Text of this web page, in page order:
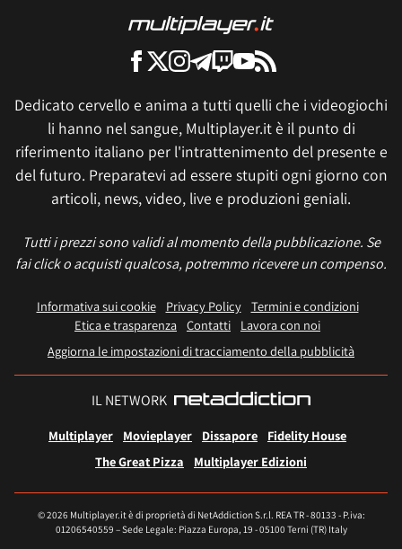
Dedicato cervello e anima a tutti quelli che i videogiochi
li hanno nel sangue, Multiplayer.it è il punto di
riferimento italiano per l'intrattenimento del presente e
del futuro. Preparatevi ad essere stupiti ogni giorno con
articoli, news, video, live e produzioni geniali.
Tutti i prezzi sono validi al momento della pubblicazione. Se
fai click o acquisti qualcosa, potremmo ricevere un compenso.
Informativa sui cookie Privacy Policy
Termini e condizioni
Etica e trasparenza Contatti
Lavora con noi
Aggiorna le impostazioni di tracciamento della pubblicità
IL NETWORK
Multiplayer Movieplayer Dissapore
Fidelity House
The Great Pizza
Multiplayer Edizioni
© 2026 Multiplayer.it è di proprietà di NetAddiction S.r.l. REA TR - 80133 - P.iva:
01206540559 – Sede Legale: Piazza Europa, 19 - 05100 Terni (TR) Italy